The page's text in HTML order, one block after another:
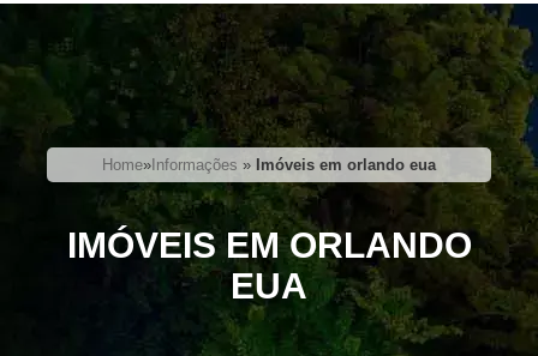
Home» Informações » Imóveis em orlando eua
IMÓVEIS EM ORLANDO
EUA